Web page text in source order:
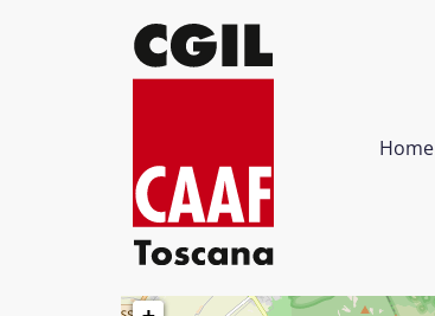
Home
VIA BORGO AL POZZO, 18
Tel. 0557953111